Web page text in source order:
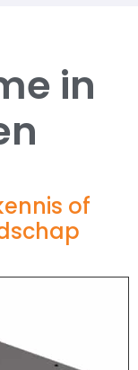
in
of